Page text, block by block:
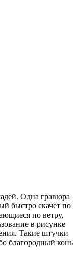
Одна гравюра
быстро скачет по
по ветру,
в рисунке
Такие штучки
благородный конь